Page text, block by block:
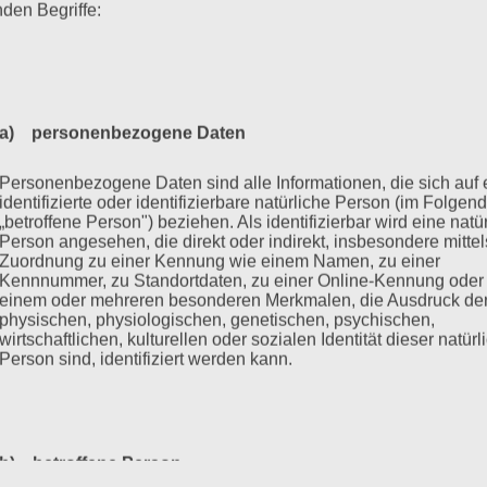
ja
Kaninchen
Begriffe:
a) personenbezogene Daten
Personenbezogene Daten sind alle Informationen, die sich auf
identifizierte oder identifizierbare natürliche Person (im
„betroffene Person") beziehen. Als identifizierbar wird eine
Person angesehen, die direkt oder indirekt, insbesondere
Zuordnung zu einer Kennung wie einem Namen, zu einer
Kennnummer, zu Standortdaten, zu einer Online-Kennung oder
einem oder mehreren besonderen Merkmalen, die Ausdruck
physischen, physiologischen, genetischen, psychischen,
wirtschaftlichen, kulturellen oder sozialen Identität dieser
Person sind, identifiziert werden kann.
b) betroffene Person